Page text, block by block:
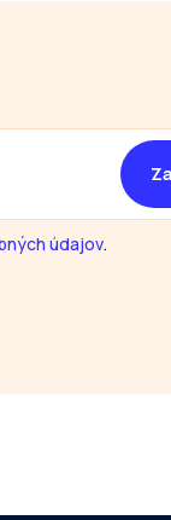
údajov.